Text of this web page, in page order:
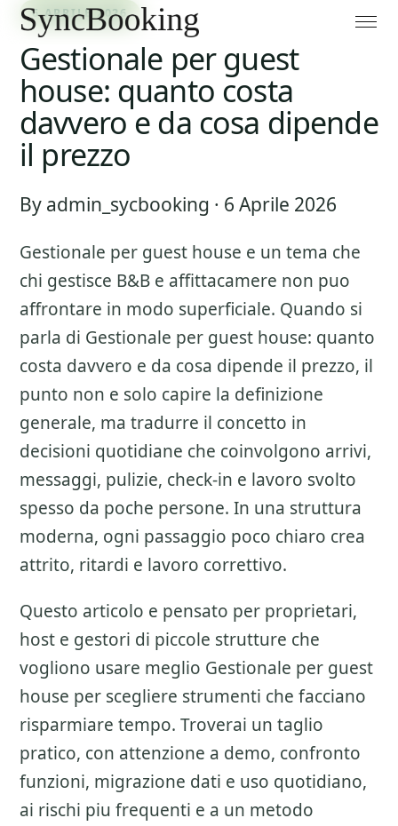
6 APRILE 2026
Gestionale per guest
house: quanto costa
davvero e da cosa dipende
il prezzo
By admin_sycbooking · 6 Aprile 2026
Gestionale per guest house e un tema che
chi gestisce B&B e affittacamere non puo
affrontare in modo superficiale. Quando si
parla di Gestionale per guest house: quanto
costa davvero e da cosa dipende il prezzo, il
punto non e solo capire la definizione
generale, ma tradurre il concetto in
decisioni quotidiane che coinvolgono arrivi,
messaggi, pulizie, check-in e lavoro svolto
spesso da poche persone. In una struttura
moderna, ogni passaggio poco chiaro crea
attrito, ritardi e lavoro correttivo.
Questo articolo e pensato per proprietari,
host e gestori di piccole strutture che
vogliono usare meglio Gestionale per guest
house per scegliere strumenti che facciano
risparmiare tempo. Troverai un taglio
pratico, con attenzione a demo, confronto
funzioni, migrazione dati e uso quotidiano,
ai rischi piu frequenti e a un metodo